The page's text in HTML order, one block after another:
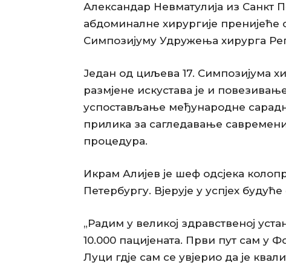
Александар Невматулиjа из Санкт
абдоминалне хирургије
Симпозијуму Удружења хирурга
Један од циљева 17. Симпозијума
размјене искустава је и
успостављање међународне
прилика за сагледавање
процедура.
Икрам Алијев је шеф одсјека
Петербургу. Вјерује у успјех
„Радим у великој здравственој
10.000 пацијената. Први пут сам у
Луци гдје сам се увјерио да је